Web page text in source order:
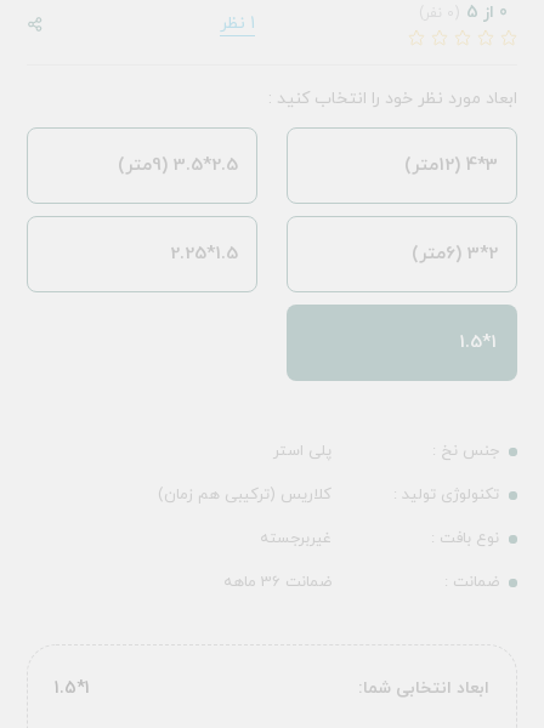
0 از 5 1 نظر
جنس نخ :
پلی استر
تکنولوژی تولید :
کلاریس (ترکیبی هم زمان)
نوع بافت :
غیربرجسته
ضمانت :
ضمانت 36 ماهه
ابعاد مورد نظر خود را انتخاب کنید :
3*4 (12متر) 2.5*3.5 (9متر)
2*3 (6متر) 1.5*2.25
1*1.5
ابعاد انتخابی شما: 1*1.5